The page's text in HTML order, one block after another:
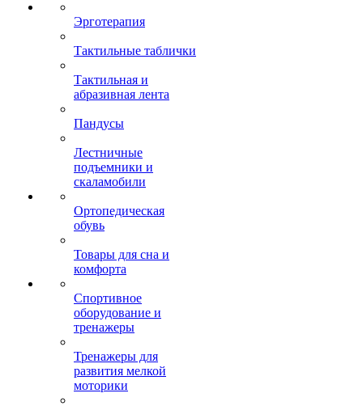
Эрготерапия
Тактильные таблички
Тактильная и
абразивная лента
Пандусы
Лестничные
подъемники и
скаламобили
Ортопедическая
обувь
Товары для сна и
комфорта
Спортивное
оборудование и
тренажеры
Тренажеры для
развития мелкой
моторики